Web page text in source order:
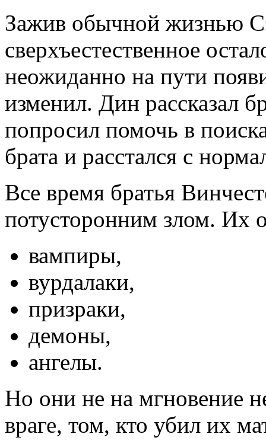
Зажив обычной жизнью
сверхъестественное
неожиданно на пути
изменил. Дин рассказал
попросил помочь в
брата и расстался с
Все время братья
потусторонним злом. Их
вампиры,
вурдалаки,
призраки,
демоны,
ангелы.
Но они не на мгновение
враге, том, кто убил их